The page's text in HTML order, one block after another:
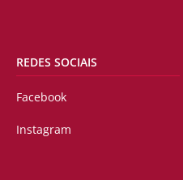
REDES SOCIAIS
Facebook
Instagram